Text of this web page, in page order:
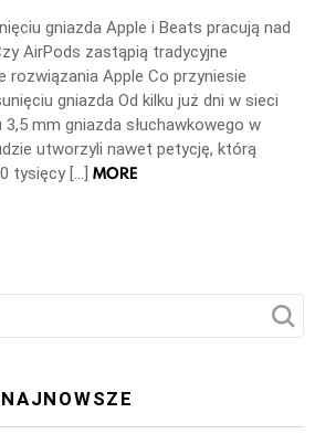
gniazda Apple i Beats pracują nad
AirPods zastąpią tradycyjne
rozwiązania Apple Co przyniesie
gniazda Od kilku już dni w sieci
mm gniazda słuchawkowego w
utworzyli nawet petycję, którą
tysięcy […] MORE
NAJNOWSZE